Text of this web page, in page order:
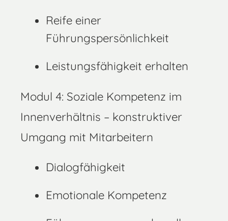
Reife einer
Führungspersönlichkeit
Leistungsfähigkeit erhalten
Modul 4: Soziale Kompetenz im
Innenverhältnis – konstruktiver
Umgang mit Mitarbeitern
Dialogfähigkeit
Emotionale Kompetenz